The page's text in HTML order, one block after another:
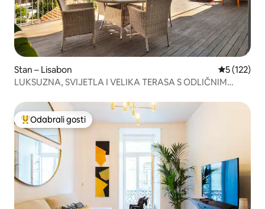
Stan – Lisabon Prosječna
5 (122)
LUKSUZNA, SVIJETLA I VELIKA TERASA S ODLIČNIM
Među najviše rangiranima s oznakom „Odabrali gosti”
Odabrali gosti